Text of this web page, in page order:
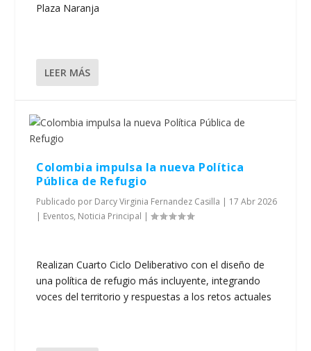
Plaza Naranja
LEER MÁS
Colombia impulsa la nueva Política
Pública de Refugio
Publicado por Darcy Virginia Fernandez Casilla | 17 Abr 2026
| Eventos, Noticia Principal |
Realizan Cuarto Ciclo Deliberativo con el diseño de
una política de refugio más incluyente, integrando
voces del territorio y respuestas a los retos actuales